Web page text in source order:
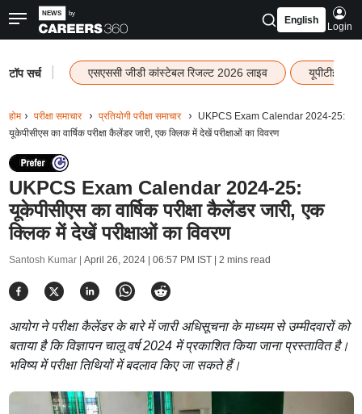
English
Login
टॉप सर्च एसएससी जीडी कांस्टेबल रिजल्ट 2026 लाइव यूपीटीईटी
होम परीक्षा समाचार प्रतियोगी परीक्षा समाचार
UKPCS Exam Calendar 2024-25:
यूकेपीसीएस का वार्षिक परीक्षा कैलेंडर जारी, एक क्लिक में देखें परीक्षाओं का विवरण
UKPCS Exam Calendar 2024-25:
यूकेपीसीएस का वार्षिक परीक्षा कैलेंडर जारी, एक
क्लिक में देखें परीक्षाओं का विवरण
Santosh Kumar | April 26, 2024 | 06:57 PM IST| 2 mins read
आयोग ने परीक्षा कैलेंडर के बारे में जारी अधिसूचना के माध्यम से उम्मीदवारों को
बताया है कि विज्ञापन चालू वर्ष 2024 में प्रकाशित किया जाना प्रस्तावित है।
भविष्य में परीक्षा तिथियों में बदलाव किए जा सकते हैं।